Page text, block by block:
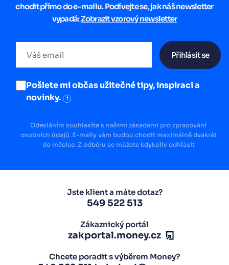
chodit přímo do e-mailu. Podívejte se, jak náš newsletter
vypadá:Zobrazit vzorový newsletter
Přihlásit se
Pošlete mi občas užitečné tipy, inspiraci a
novinky.
i
Odesláním souhlasíte s našimi zásadami pro zpracování
osobních údajů. E-maily vám budou chodit maximálně dvakrát
do měsíce. Z odběru se můžete kdykoliv odhlásit
Jste klient a máte dotaz?
549 522 513
Zákaznický portál
zakportal.money.cz
Chcete poradit s výběrem Money?